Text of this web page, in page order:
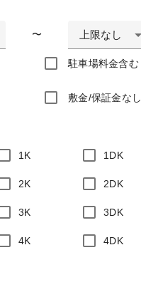
〜 上限なし
駐車場料金含む
敷金/保証金なし
1K 1DK
2K 2DK
3K 3DK
4K 4DK